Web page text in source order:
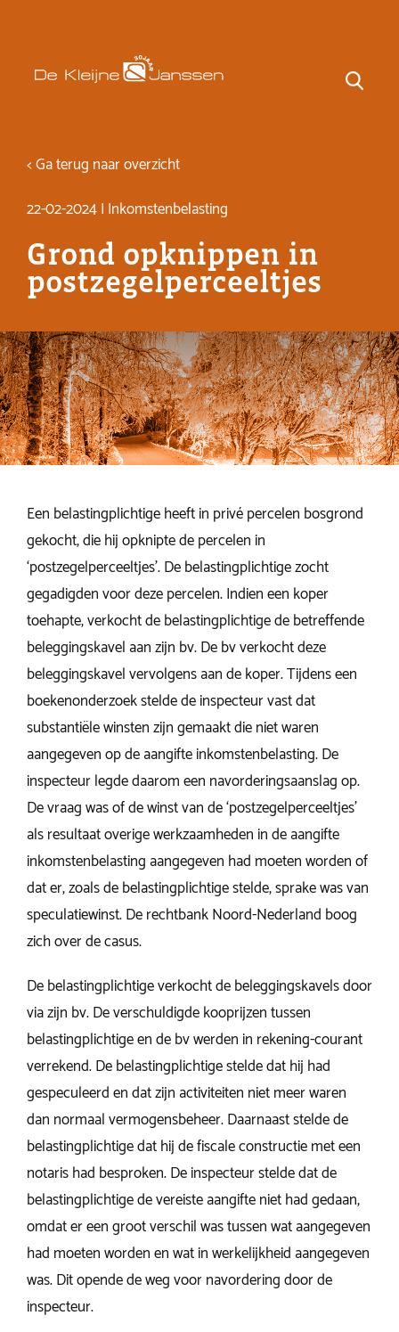
< Ga terug naar overzicht
22-02-2024 | Inkomstenbelasting
Grond opknippen in
postzegelperceeltjes
Een belastingplichtige heeft in privé percelen bosgrond
gekocht, die hij opknipte de percelen in
‘postzegelperceeltjes’. De belastingplichtige zocht
gegadigden voor deze percelen. Indien een koper
toehapte, verkocht de belastingplichtige de betreffende
beleggingskavel aan zijn bv. De bv verkocht deze
beleggingskavel vervolgens aan de koper. Tijdens een
boekenonderzoek stelde de inspecteur vast dat
substantiële winsten zijn gemaakt die niet waren
aangegeven op de aangifte inkomstenbelasting. De
inspecteur legde daarom een navorderingsaanslag op.
De vraag was of de winst van de ‘postzegelperceeltjes’
als resultaat overige werkzaamheden in de aangifte
inkomstenbelasting aangegeven had moeten worden of
dat er, zoals de belastingplichtige stelde, sprake was van
speculatiewinst. De rechtbank Noord-Nederland boog
zich over de casus.
De belastingplichtige verkocht de beleggingskavels door
via zijn bv. De verschuldigde kooprijzen tussen
belastingplichtige en de bv werden in rekening-courant
verrekend. De belastingplichtige stelde dat hij had
gespeculeerd en dat zijn activiteiten niet meer waren
dan normaal vermogensbeheer. Daarnaast stelde de
belastingplichtige dat hij de fiscale constructie met een
notaris had besproken. De inspecteur stelde dat de
belastingplichtige de vereiste aangifte niet had gedaan,
omdat er een groot verschil was tussen wat aangegeven
had moeten worden en wat in werkelijkheid aangegeven
was. Dit opende de weg voor navordering door de
inspecteur.